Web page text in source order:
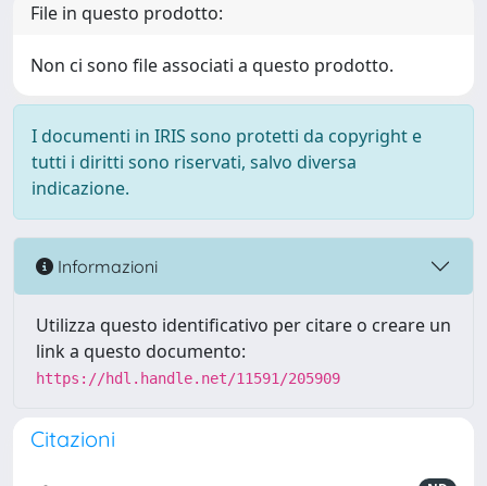
File in questo prodotto:
Non ci sono file associati a questo prodotto.
I documenti in IRIS sono protetti da copyright e
tutti i diritti sono riservati, salvo diversa
indicazione.
Informazioni
Utilizza questo identificativo per citare o creare un
link a questo documento:
https://hdl.handle.net/11591/205909
Citazioni